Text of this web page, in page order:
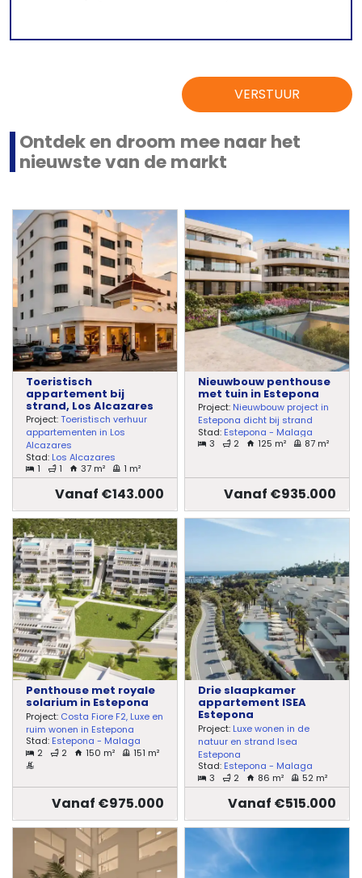
VERSTUUR
Ontdek en droom mee naar het
nieuwste van de markt
Toeristisch
appartement bij
strand, Los Alcazares
Project:Toeristisch verhuur
appartementen in Los
Alcazares
Stad: Los Alcazares
1
1 37 m² 1 m²
Vanaf €143.000
Nieuwbouw penthouse
met tuin in Estepona
Project: Nieuwbouw project in
Estepona dicht bij strand
Stad: Estepona - Malaga
3
2 125 m² 87 m²
Vanaf €935.000
Penthouse met royale
solarium in Estepona
Project: Costa Fiore F2, Luxe en
ruim wonen in Estepona
Stad: Estepona - Malaga
2
2 150 m² 151 m²
Vanaf €975.000
Drie slaapkamer
appartement ISEA
Estepona
Project: Luxe wonen in de
natuur en strand Isea
Estepona
Stad: Estepona - Malaga
3
2 86 m² 52 m²
Vanaf €515.000